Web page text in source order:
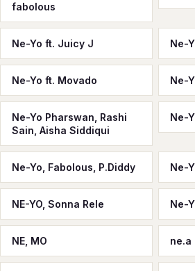
fabolous
Ne-Yo ft. Juicy J Ne-
Ne-Yo ft. Movado Ne-
Ne-Yo Pharswan, Rashi
Sain, Aisha Siddiqui
Ne-
Ne-Yo, Fabolous, P.Diddy Ne-
NE-YO, Sonna Rele Ne-
NE, MO ne.a